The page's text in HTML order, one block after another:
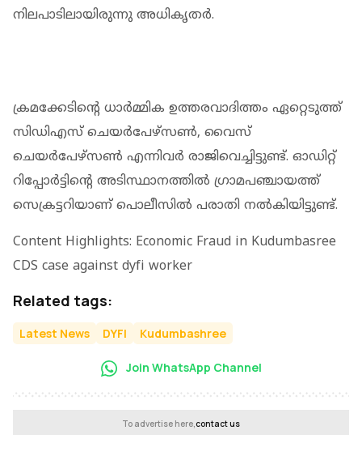
നിലപാടിലായിരുന്നു അധികൃതര്‍.
ക്രമക്കേടിന്റെ ധാര്‍മ്മിക ഉത്തരവാദിത്തം ഏറ്റെടുത്ത്
സിഡിഎസ് ചെയര്‍പേഴ്‌സണ്‍, വൈസ്
ചെയര്‍പേഴ്‌സണ്‍ എന്നിവര്‍ രാജിവെച്ചിട്ടുണ്ട്. ഓഡിറ്റ്
റിപ്പോര്‍ട്ടിന്റെ അടിസ്ഥാനത്തില്‍ ഗ്രാമപഞ്ചായത്ത്
സെക്രട്ടറിയാണ് പൊലീസില്‍ പരാതി നല്‍കിയിട്ടുണ്ട്.
Content Highlights: Economic Fraud in Kudumbasree
CDS case against dyfi worker
Related tags:
Latest News DYFI Kudumbashree
Join WhatsApp Channel
To advertise here,contact us